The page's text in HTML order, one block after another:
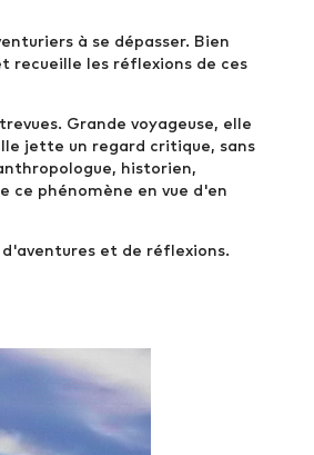
à se dépasser. Bien
recueille les réflexions de ces
Grande voyageuse, elle
jette un regard critique, sans
historien,
ce phénomène en vue d'en
et de réflexions.